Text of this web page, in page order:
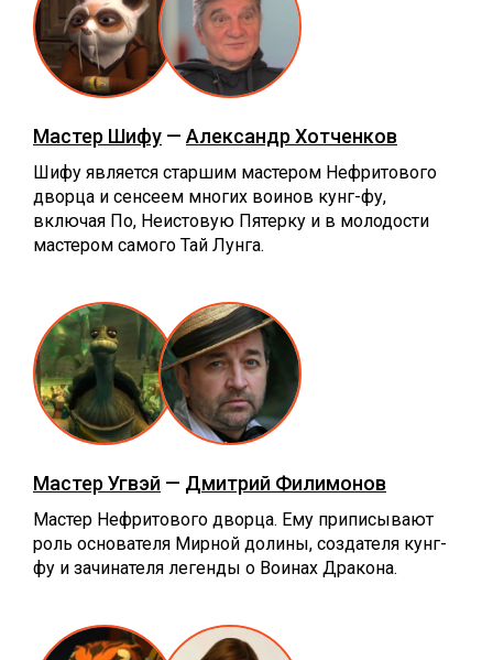
Мастер Шифу — Александр Хотченков
Шифу является старшим мастером Нефритового
дворца и сенсеем многих воинов кунг-фу,
включая По, Неистовую Пятерку и в молодости
мастером самого Тай Лунга.
Мастер Угвэй — Дмитрий Филимонов
Мастер Нефритового дворца. Ему приписывают
роль основателя Мирной долины, создателя кунг-
фу и зачинателя легенды о Воинах Дракона.